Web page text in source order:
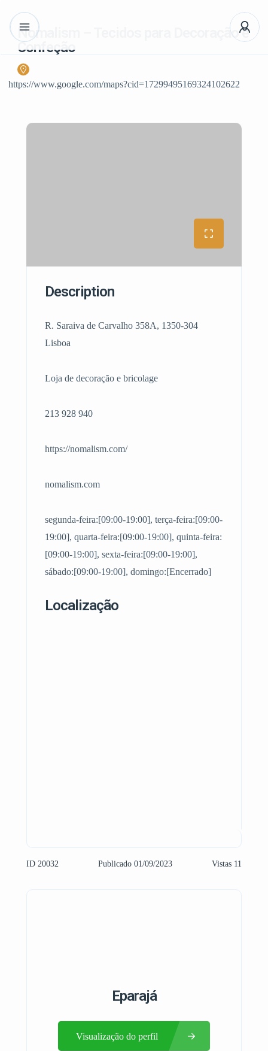
Nomalism – Tecidos para Decoração e
Confeção
https://www.google.com/maps?cid=17299495169324102622
Description
R. Saraiva de Carvalho 358A, 1350-304
Lisboa
Loja de decoração e bricolage
213 928 940
https://nomalism.com/
nomalism.com
segunda-feira:[09:00-19:00], terça-feira:[09:00-
19:00], quarta-feira:[09:00-19:00], quinta-feira:
[09:00-19:00], sexta-feira:[09:00-19:00],
sábado:[09:00-19:00], domingo:[Encerrado]
Localização
ID 20032 Publicado 01/09/2023 Vistas 11
Eparajá
Visualização do perfil